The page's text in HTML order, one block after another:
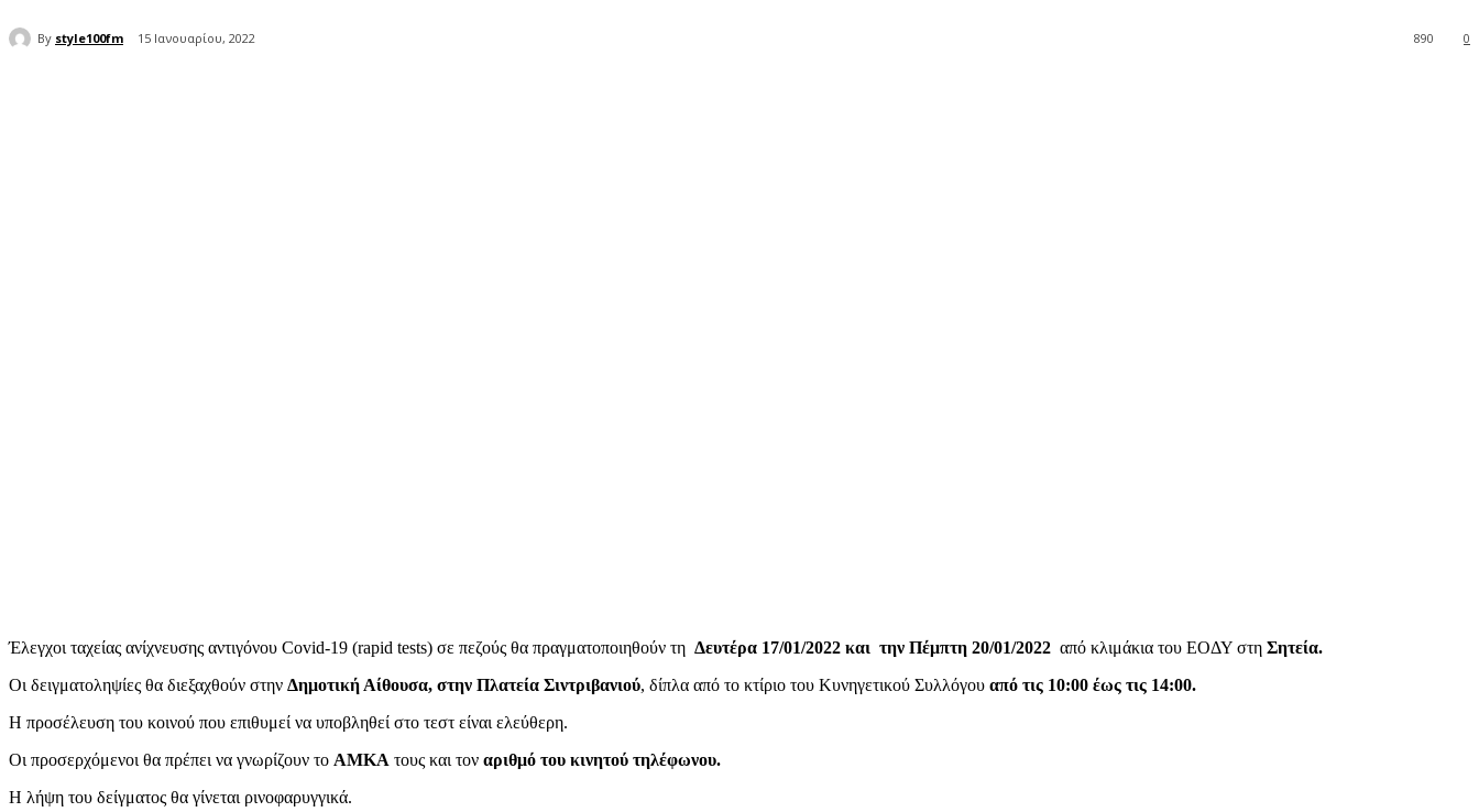
By style100fm 15 Ιανουαρίου, 2022 0
890
Έλεγχοι ταχείας ανίχνευσης αντιγόνου Covid-19 (rapid tests) σε πεζούς θα πραγματοποιηθούν τη Δευτέρα 17/01/2022 και την Πέμπτη 20/01/2022 από κλιμάκια του ΕΟΔΥ στη Σητεία.
Οι δειγματοληψίες θα διεξαχθούν στην Δημοτική Αίθουσα, στην Πλατεία Σιντριβανιού, δίπλα από το κτίριο του Κυνηγετικού Συλλόγου από τις 10:00 έως τις 14:00.
Η προσέλευση του κοινού που επιθυμεί να υποβληθεί στο τεστ είναι ελεύθερη.
Οι προσερχόμενοι θα πρέπει να γνωρίζουν το ΑΜΚΑ τους και τον αριθμό του κινητού τηλέφωνου.
Η λήψη του δείγματος θα γίνεται ρινοφαρυγγικά.